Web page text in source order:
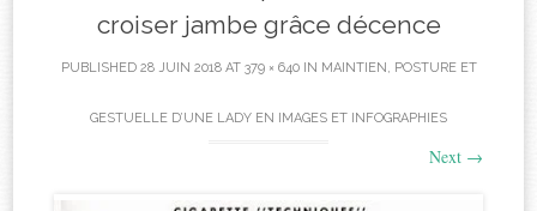
croiser jambe grâce décence
PUBLISHED 28 JUIN 2018AT 379 × 640IN MAINTIEN, POSTURE ET
GESTUELLE D’UNE LADY EN IMAGES ET INFOGRAPHIES
Next →